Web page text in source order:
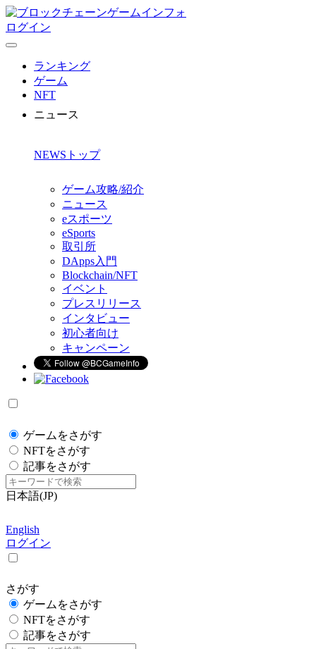
ログイン
ランキング
ゲーム
NFT
ニュース
NEWSトップ
ゲーム攻略/紹介
ニュース
eスポーツ
eSports
取引所
DApps入門
Blockchain/NFT
イベント
プレスリリース
インタビュー
初心者向け
キャンペーン
ゲームをさがす
NFTをさがす
記事をさがす
日本語(JP)
English
ログイン
さがす
ゲームをさがす
NFTをさがす
記事をさがす